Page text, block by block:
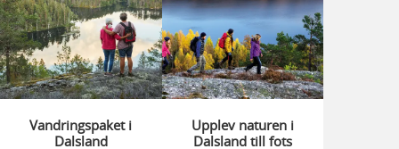
Vandringspaket i
Dalsland
Upplev naturen i
Dalsland till fots